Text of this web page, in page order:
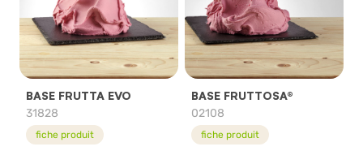
BASE FRUTTA EVO
31828
fiche produit
BASE FRUTTOSA®
02108
fiche produit